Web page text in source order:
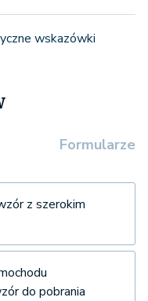
wskazówki
Formularze
z szerokim
do pobrania